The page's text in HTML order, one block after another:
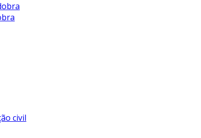
civil